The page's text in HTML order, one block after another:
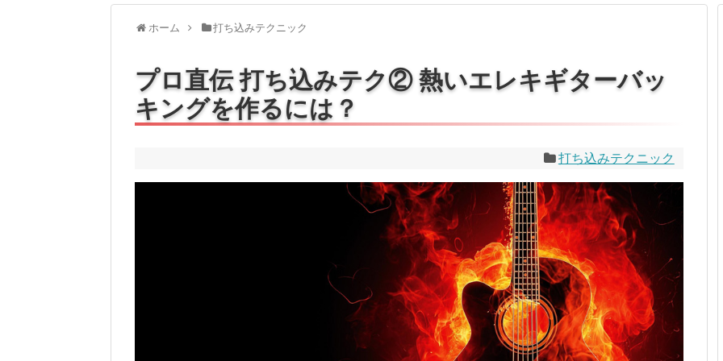
ホーム 打ち込みテクニック
プロ直伝 打ち込みテク② 熱いエレキギターバッ
キングを作るには？
打ち込みテクニック
プロ作曲家オススメ DTM機材
succeed
プロ直伝！作曲家になる方法
音楽家を目指す人の為のコラム
enjyoy music
音楽聴き放題サービス
ギターのサブスクを比較